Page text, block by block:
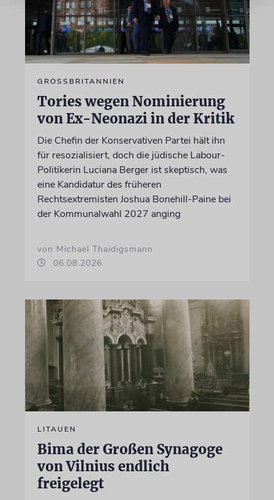
GROSSBRITANNIEN
Tories wegen Nominierung
von Ex-Neonazi in der Kritik
Die Chefin der Konservativen Partei hält ihn
für resozialisiert, doch die jüdische Labour-
Politikerin Luciana Berger ist skeptisch, was
eine Kandidatur des früheren
Rechtsextremisten Joshua Bonehill-Paine bei
der Kommunalwahl 2027 anging
von Michael Thaidigsmann
06.08.2026
LITAUEN
Bima der Großen Synagoge
von Vilnius endlich
freigelegt